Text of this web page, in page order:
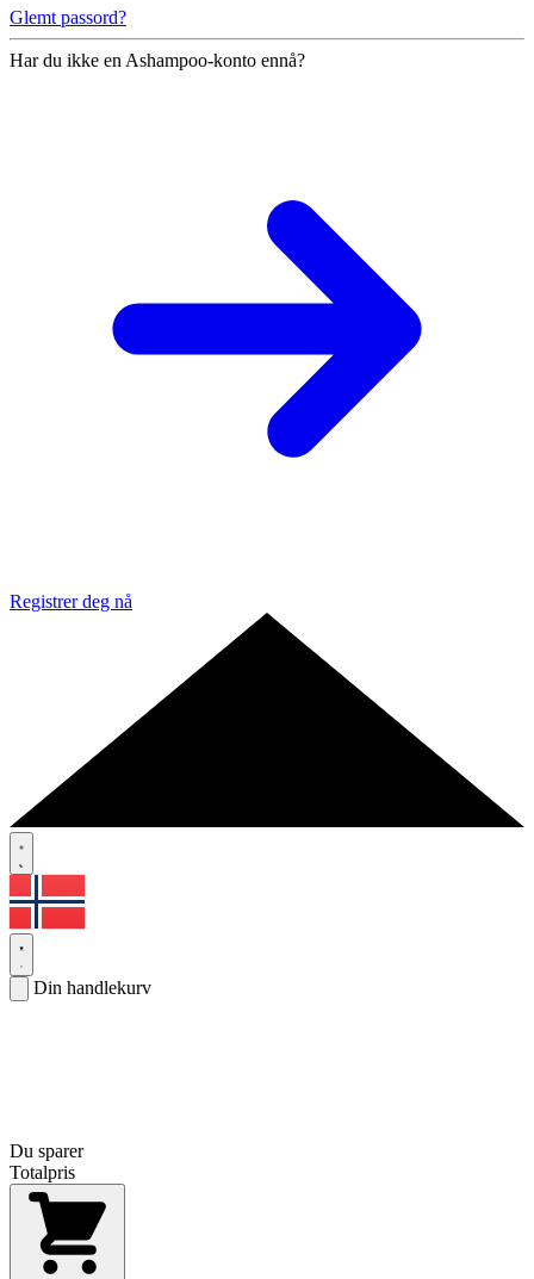
Glemt passord?
Har du ikke en Ashampoo-konto ennå?
Registrer deg nå
Din handlekurv
Du sparer
Totalpris